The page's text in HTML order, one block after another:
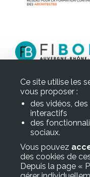
Ce site utilise les
vous proposer :
des vidéos,
interactifs
des
sociaux.
Vous pouvez
des cookies de
Depuis la page «